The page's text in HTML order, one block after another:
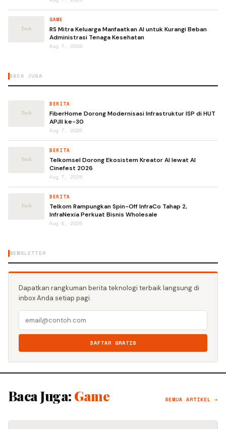
GAME
RS Mitra Keluarga Manfaatkan AI untuk Kurangi Beban
Administrasi Tenaga Kesehatan
Aug 7, 2026
BACA JUGA
BERITA
FiberHome Dorong Modernisasi Infrastruktur ISP di HUT
APJII ke-30
Aug 7, 2026
BERITA
Telkomsel Dorong Ekosistem Kreator AI lewat AI
Cinefest 2026
Aug 7, 2026
BERITA
Telkom Rampungkan Spin-Off InfraCo Tahap 2,
InfraNexia Perkuat Bisnis Wholesale
Aug 8, 2026
NEWSLETTER
Dapatkan rangkuman berita teknologi terbaik langsung di
inbox Anda setiap pagi.
DAFTAR GRATIS
Baca Juga: Game SEMUA ARTIKEL →